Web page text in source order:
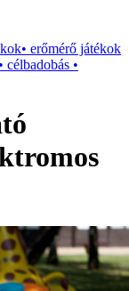
• erőmérő játékok
célbadobás •